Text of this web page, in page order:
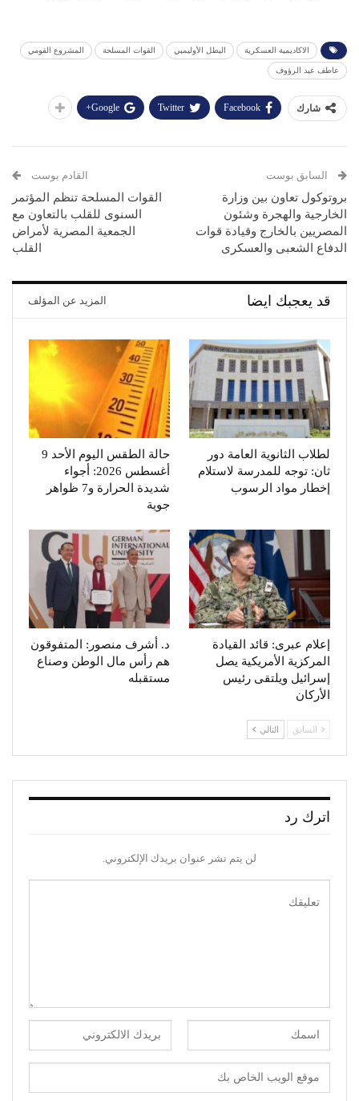
الاكاديمية العسكرية البطل الأوليمبي القوات المسلحة المشروع القومي
عاطف عبد الرؤوف
شارك Facebook
Twitter
Google+
السابق بوست
بروتوكول تعاون بين وزارة
الخارجية والهجرة وشئون
المصريين بالخارج وقيادة قوات
الدفاع الشعبى والعسكرى
القادم بوست
القوات المسلحة تنظم المؤتمر
السنوى للقلب بالتعاون مع
الجمعية المصرية لأمراض
القلب
قد يعجبك ايضا المزيد عن المؤلف
لطلاب الثانوية العامة دور
ثان: توجه للمدرسة لاستلام
إخطار مواد الرسوب
حالة الطقس اليوم الأحد 9
أغسطس 2026: أجواء
شديدة الحرارة و7 ظواهر
جوية
إعلام عبرى: قائد القيادة
المركزية الأمريكية يصل
إسرائيل ويلتقى رئيس
الأركان
د. أشرف منصور: المتفوقون
هم رأس مال الوطن وصناع
مستقبله
السابق التالي
اترك رد
لن يتم نشر عنوان بريدك الإلكتروني.